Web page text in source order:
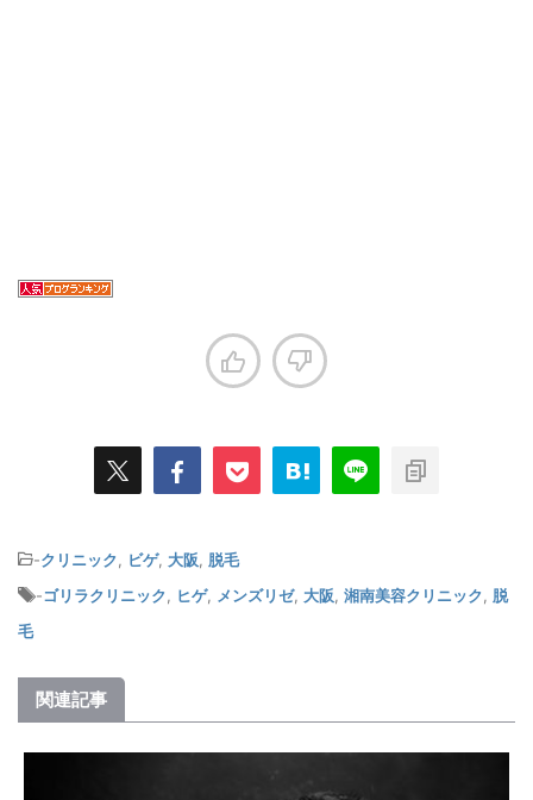
-クリニック ビゲ, 大阪
脱毛
-ゴリラクリニック ヒゲ, メンズリゼ, 大阪 湘南美容クリニック
脱
毛
関連記事